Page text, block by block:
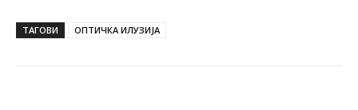
ТАГОВИ ОПТИЧКА ИЛУЗИЈА